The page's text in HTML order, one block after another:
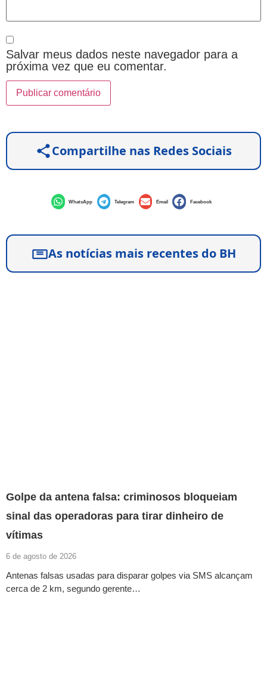
Salvar meus dados neste navegador para a
próxima vez que eu comentar.
Compartilhe nas Redes Sociais
WhatsApp Telegram Email Facebook
As notícias mais recentes do BH
Golpe da antena falsa: criminosos bloqueiam
sinal das operadoras para tirar dinheiro de
vítimas
6 de agosto de 2026
Antenas falsas usadas para disparar golpes via SMS alcançam
cerca de 2 km, segundo gerente…